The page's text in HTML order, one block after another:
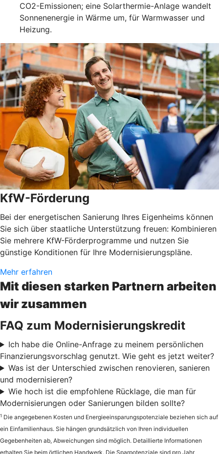
CO2-Emissionen; eine Solarthermie-Anlage wandelt
Sonnenenergie in Wärme um, für Warmwasser und
Heizung.
KfW-Förderung
Bei der energetischen Sanierung Ihres Eigenheims können
Sie sich über staatliche Unterstützung freuen: Kombinieren
Sie mehrere KfW-Förderprogramme und nutzen Sie
günstige Konditionen für Ihre Modernisierungspläne.
Mehr erfahren
Mit diesen starken Partnern arbeiten
wir zusammen
FAQ zum Modernisierungskredit
Ich habe die Online-Anfrage zu meinem persönlichen
Finanzierungsvorschlag genutzt. Wie geht es jetzt weiter?
Was ist der Unterschied zwischen renovieren, sanieren
und modernisieren?
Wie hoch ist die empfohlene Rücklage, die man für
Modernisierungen oder Sanierungen bilden sollte?
1 Die angegebenen Kosten und Energieeinsparungspotenziale beziehen sich auf
ein Einfamilienhaus. Sie hängen grundsätzlich von Ihren individuellen
Gegebenheiten ab, Abweichungen sind möglich. Detaillierte Informationen
erhalten Sie beim örtlichen Handwerk. Die Sparpotenziale sind pro Jahr